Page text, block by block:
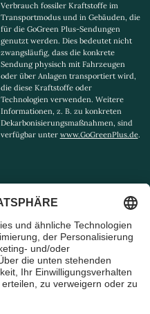
Verbrauch fossiler Kraftstoffe im
Transportmodus und in Gebäuden, die
für die GoGreen Plus-Sendungen
genutzt werden. Dies bedeutet nicht
zwangsläufig, dass die konkrete
Sendung physisch mit Fahrzeugen
oder über Anlagen transportiert wird,
die diese Kraftstoffe oder
Technologien verwenden. Weitere
Informationen, z. B. zu konkreten
Dekarbonisierungsmaßnahmen, sind
verfügbar unter www.GoGreenPlus.de.